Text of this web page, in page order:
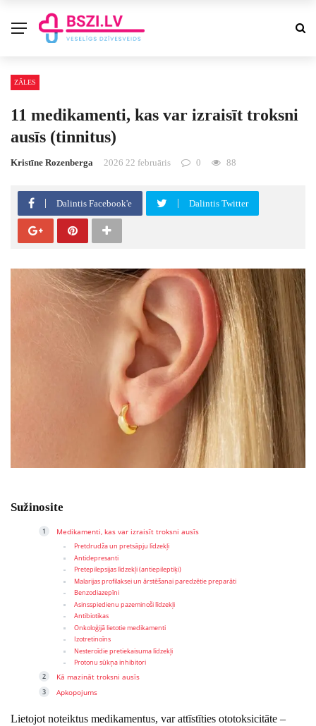
ZĀLES
11 medikamenti, kas var izraisīt troksni
ausīs (tinnitus)
Kristīne Rozenberga 2026 22 februāris 0 88
Dalintis Facebook'e Dalintis Twitter
Sužinosite
Medikamenti, kas var izraisīt troksni ausīs
Pretdrudža un pretsāpju līdzekļi
Antidepresanti
Pretepilepsijas līdzekļi (antiepileptiķi)
Malarijas profilaksei un ārstēšanai paredzētie preparāti
Benzodiazepīni
Asinsspiedienu pazeminoši līdzekļi
Antibiotikas
Onkoloģijā lietotie medikamenti
Izotretinoīns
Nesteroīdie pretiekaisuma līdzekļi
Protonu sūkņa inhibitori
Kā mazināt troksni ausīs
Apkopojums
Lietojot noteiktus medikamentus, var attīstīties ototoksicitāte –